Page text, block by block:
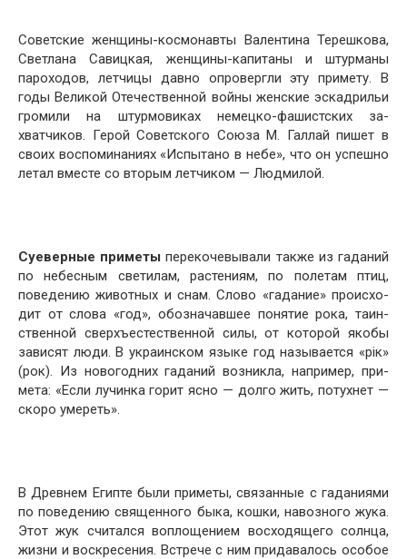
Советские женщины-космонавты Валентина Тереш­кова,
Светлана Савицкая, женщины-капитаны и штурма­ны
пароходов, летчицы давно опровергли эту примету. В
годы Великой Отечественной войны женские эскад­рильи
громили на штурмовиках немецко-фашистских за­
хватчиков. Герой Советского Союза М. Галлай пишет в
своих воспоминаниях «Испытано в небе», что он успеш­но
летал вместе со вторым летчиком — Людмилой.
Суеверные приметы перекочевывали также из гада­ний
по небесным светилам, растениям, по полетам птиц,
поведению животных и снам. Слово «гадание» происхо­
дит от слова «год», обозначавшее понятие рока, таин­
ственной сверхъестественной силы, от которой якобы
за­висят люди. В украинском языке год называется «рiк»
(рок). Из новогодних гаданий возникла, например, при­
мета: «Если лучинка горит ясно — долго жить, потух­нет —
скоро умереть».
В Древнем Египте были приметы, связанные с гада­ниями
по поведению священного быка, кошки, навозного жука.
Этот жук считался воплощением восходящего солнца,
жизни и воскресения. Встрече с ним придава­лось особое